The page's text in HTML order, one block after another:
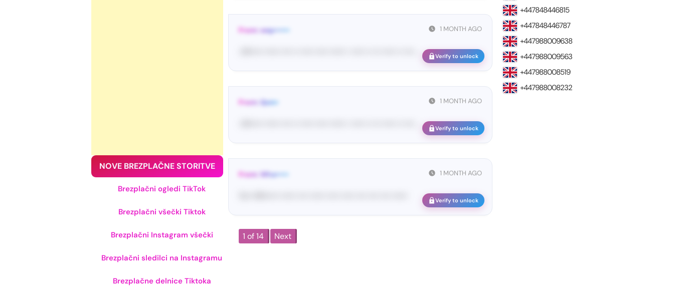
NOVE BREZPLAČNE STORITVE
Brezplačni ogledi TikTok
Brezplačni všečki Tiktok
Brezplačni Instagram všečki
Brezplačni sledilci na Instagramu
Brezplačne delnice Tiktoka
1 MONTH AGO
From: wep••••••
Verify to unlock
1 MONTH AGO
From: Qsm•
Verify to unlock
1 MONTH AGO
From: Wha•••••
Verify to unlock
1 of 14 Next
+447848446815
+447848446787
+447988009638
+447988009563
+447988008519
+447988008232